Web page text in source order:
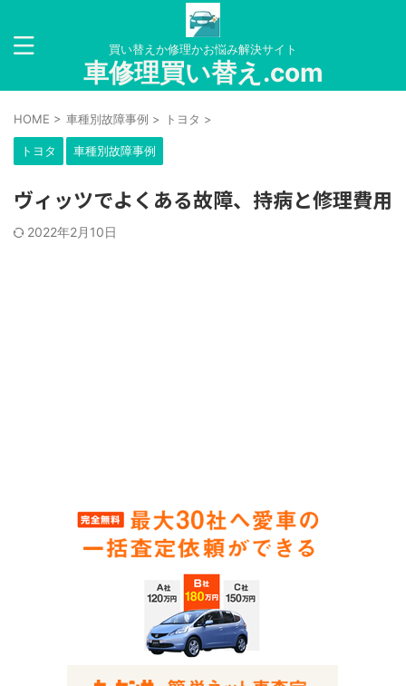
買い替えか修理かお悩み解決サイト
車修理買い替え.com
HOME > 車種別故障事例 > トヨタ >
トヨタ 車種別故障事例
ヴィッツでよくある故障、持病と修理費用
2022年2月10日